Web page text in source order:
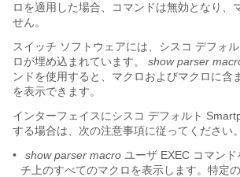
ロを適用した場合、コマンドは無効となり、
せん。
スイッチ ソフトウェアには、シスコ デフォ
ロが埋め込まれています。
show parser
ンドを使用すると、マクロおよびマクロに含
を表示できます。
インターフェイスにシスコ デフォルト
する場合は、次の注意事項に従ってください。
•
show parser macro ユーザ EXEC コマン
チ上のすべてのマクロを表示します。特定